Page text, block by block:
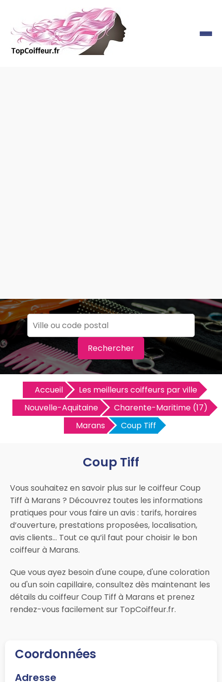
Rechercher
Accueil
Les meilleurs coiffeurs par ville
Nouvelle-Aquitaine
Charente-Maritime (17)
Marans
Coup Tiff
Coup Tiff
Vous souhaitez en savoir plus sur le coiffeur Coup
Tiff à Marans ? Découvrez toutes les informations
pratiques pour vous faire un avis : tarifs, horaires
d’ouverture, prestations proposées, localisation,
avis clients… Tout ce qu’il faut pour choisir le bon
coiffeur à Marans.
Que vous ayez besoin d'une coupe, d'une coloration
ou d'un soin capillaire, consultez dès maintenant les
détails du coiffeur Coup Tiff à Marans et prenez
rendez-vous facilement sur TopCoiffeur.fr.
Coordonnées
Adresse